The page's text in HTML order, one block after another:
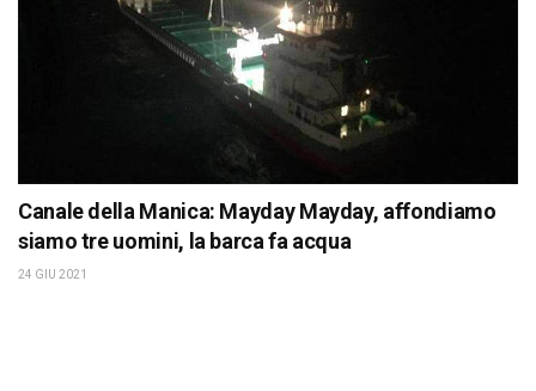
Canale della Manica: Mayday Mayday, affondiamo
siamo tre uomini, la barca fa acqua
24 GIU 2021